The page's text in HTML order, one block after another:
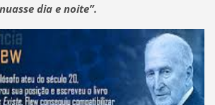
dia e noite”.